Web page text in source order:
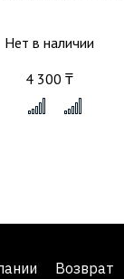
Нет в наличии
4 300 ₸
Возврат